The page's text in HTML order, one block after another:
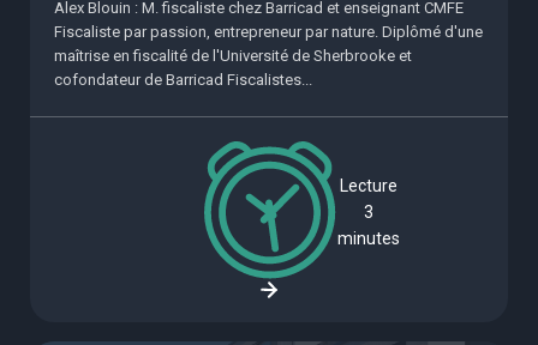
Alex Blouin : M. fiscaliste chez Barricad et enseignant CMFE
Fiscaliste par passion, entrepreneur par nature. Diplômé d'une
maîtrise en fiscalité de l'Université de Sherbrooke et
cofondateur de Barricad Fiscalistes...
Lecture
3
minutes